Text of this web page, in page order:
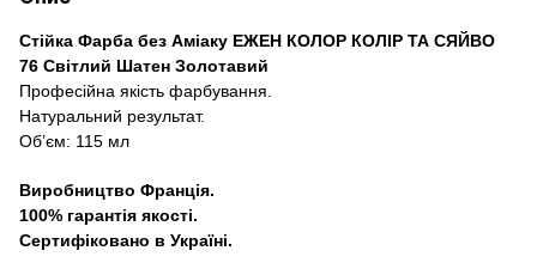
Стійка Фарба без Аміаку ЕЖЕН КОЛОР КОЛІР ТА СЯЙВО
76 Світлий Шатен Золотавий
Професійна якість фарбування
Натуральний результат.
Об’єм: 115 мл
Виробництво Франція.
100% гарантія якості.
Сертифіковано в Україні.